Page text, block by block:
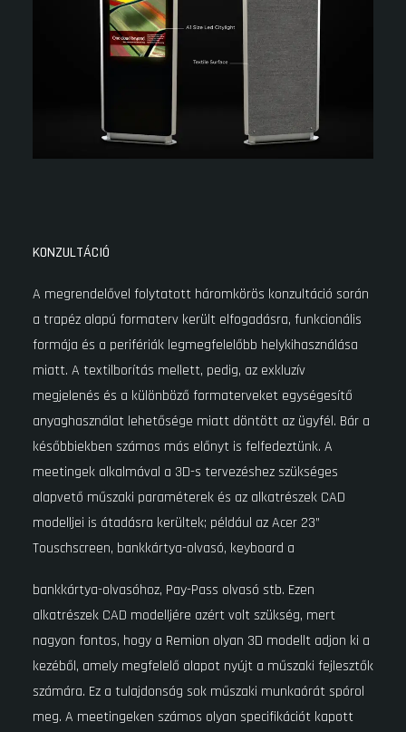
KONZULTÁCIÓ
A megrendelővel folytatott háromkörös konzultáció során
a trapéz alapú formaterv került elfogadásra, funkcionális
formája és a perifériák legmegfelelőbb helykihasználása
miatt. A textilborítás mellett, pedig, az exkluzív
megjelenés és a különböző formaterveket egységesítő
anyaghasználat lehetősége miatt döntött az ügyfél. Bár a
későbbiekben számos más előnyt is felfedeztünk. A
meetingek alkalmával a 3D-s tervezéshez szükséges
alapvető műszaki paraméterek és az alkatrészek CAD
modelljei is átadásra kerültek; például az Acer 23”
Touschscreen, bankkártya-olvasó, keyboard a
bankkártya-olvasóhoz, Pay-Pass olvasó stb. Ezen
alkatrészek CAD modelljére azért volt szükség, mert
nagyon fontos, hogy a Remion olyan 3D modellt adjon ki a
kezéből, amely megfelelő alapot nyújt a műszaki fejlesztők
számára. Ez a tulajdonság sok műszaki munkaórát spórol
meg. A meetingeken számos olyan specifikációt kapott